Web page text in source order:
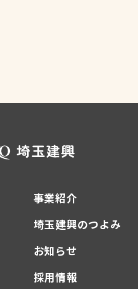
事業紹介
埼玉建興のつよみ
お知らせ
採用情報